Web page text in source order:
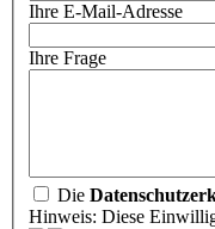
Ihre E-Mail-Adresse
Ihre Frage
Die
Hinweis: Diese